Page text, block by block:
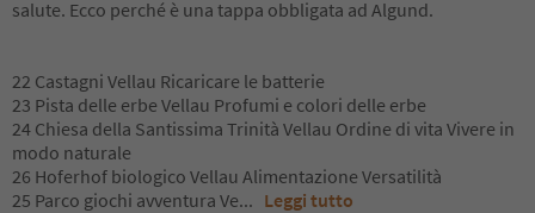
salute. Ecco perché è una tappa obbligata ad Algund.
22 Castagni Vellau Ricaricare le batterie
23 Pista delle erbe Vellau Profumi e colori delle erbe
24 Chiesa della Santissima Trinità Vellau Ordine di vita Vivere in
modo naturale
26 Hoferhof biologico Vellau Alimentazione Versatilità
25 Parco giochi avventura Ve... Leggi tutto